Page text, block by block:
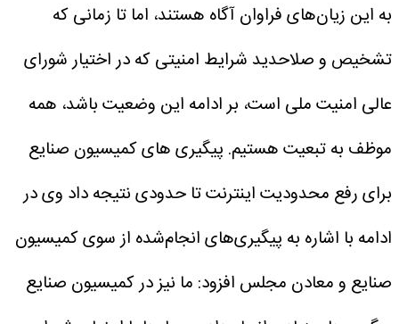
به این زیان‌های فراوان آگاه هستند، اما تا زمانی که
تشخیص و صلاحدید شرایط امنیتی که در اختیار شورای
عالی امنیت ملی است، بر ادامه این وضعیت باشد، همه
موظف به تبعیت هستیم. پیگیری های کمیسیون صنایع
برای رفع محدودیت اینترنت تا حدودی نتیجه داد وی در
ادامه با اشاره به پیگیری‌های انجام‌شده از سوی کمیسیون
صنایع و معادن مجلس افزود: ما نیز در کمیسیون صنایع